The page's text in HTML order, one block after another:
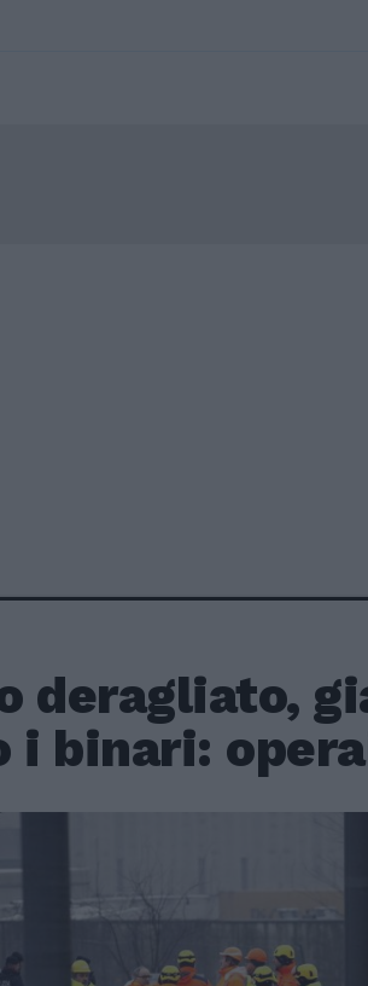
deragliato,
i binari: